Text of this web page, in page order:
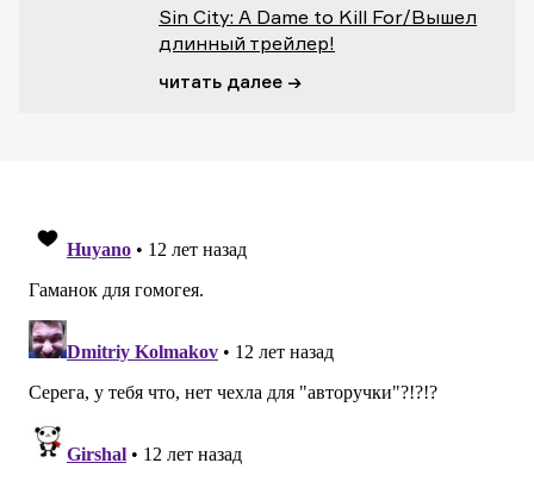
Sin City: A Dame to Kill For/Вышел
длинный трейлер!
читать далее →